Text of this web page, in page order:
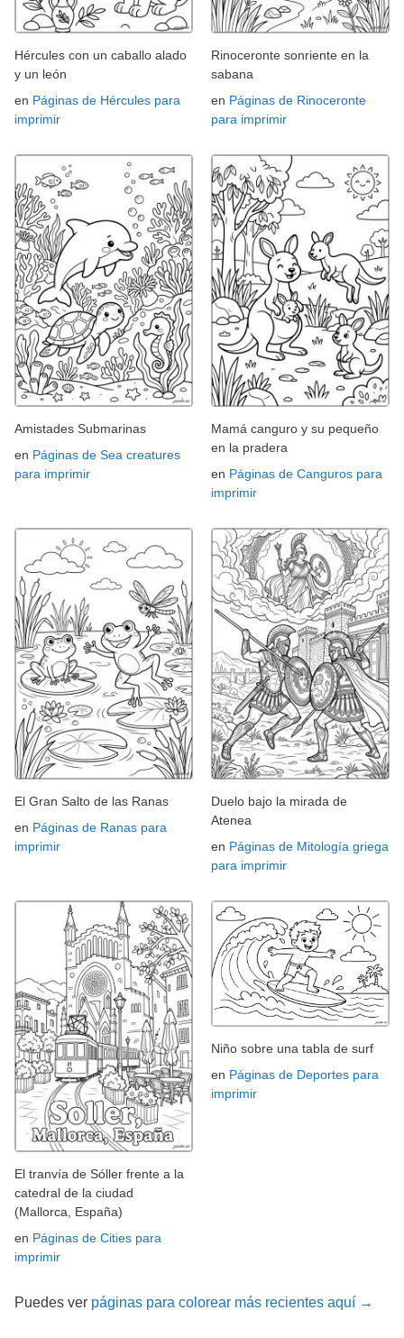
Hércules con un caballo alado
y un león
en Páginas de Hércules para
imprimir
Rinoceronte sonriente en la
sabana
en Páginas de Rinoceronte
para imprimir
Amistades Submarinas
en Páginas de Sea creatures
para imprimir
Mamá canguro y su pequeño
en la pradera
en Páginas de Canguros para
imprimir
El Gran Salto de las Ranas
en Páginas de Ranas para
imprimir
Duelo bajo la mirada de
Atenea
en Páginas de Mitología griega
para imprimir
El tranvía de Sóller frente a la
catedral de la ciudad
(Mallorca, España)
en Páginas de Cities para
imprimir
Niño sobre una tabla de surf
en Páginas de Deportes para
imprimir
Puedes ver páginas para colorear más recientes aquí →